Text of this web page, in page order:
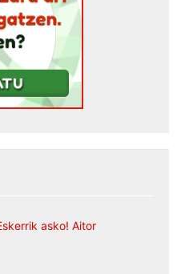
asko! Aitor